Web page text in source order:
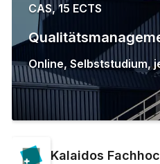
CAS, 15 ECTS
Online, Selbststudium,
Kalaidos